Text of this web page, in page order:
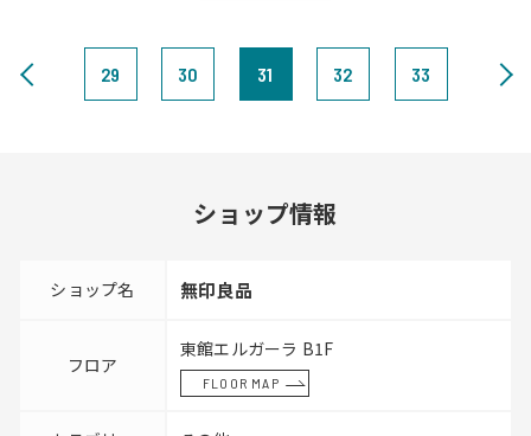
29 30 31 32 33
ショップ情報
ショップ名 無印良品
フロア
東館エルガーラ B1F
FLOOR MAP